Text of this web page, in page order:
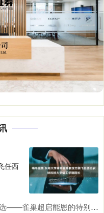
任西
雀巢超启能恩的特别优势